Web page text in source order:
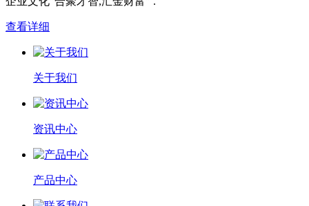
查看详细
关于我们
资讯中心
产品中心